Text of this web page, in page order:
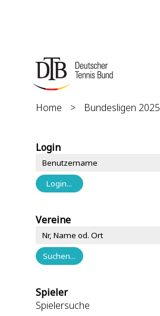
Home > Bundesligen 2025
Login
Vereine
Spieler
Spielersuche